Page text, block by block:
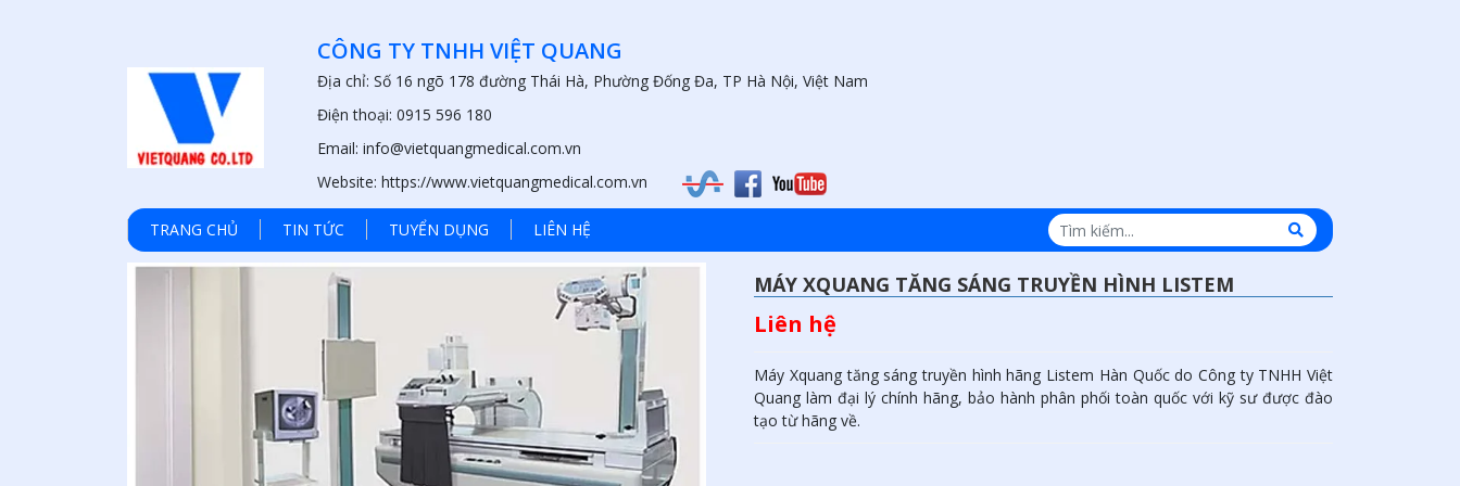
CÔNG TY TNHH VIỆT QUANG
Địa chỉ: Số 16 ngõ 178 đường Thái Hà, Phường Đống Đa, TP Hà Nội, Việt Nam
Điện thoại: 0915 596 180
Email: info@vietquangmedical.com.vn
Website: https://www.vietquangmedical.com.vn
TRANG CHỦ TIN TỨC TUYỂN DỤNG LIÊN HỆ
MÁY XQUANG TĂNG SÁNG TRUYỀN HÌNH LISTEM
Liên hệ
Máy Xquang tăng sáng truyền hình hãng Listem Hàn Quốc do Công ty TNHH Việt
Quang làm đại lý chính hãng, bảo hành phân phối toàn quốc với kỹ sư được đào
tạo từ hãng về.